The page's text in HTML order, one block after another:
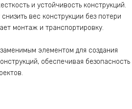
и устойчивость конструкций.
вес конструкции без потери
монтаж и транспортировку.
элементом для создания
обеспечивая безопасность